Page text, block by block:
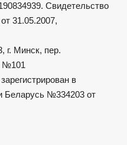
Свидетельство
31.05.2007,
г. Минск, пер.
№101
зарегистрирован в
Беларусь №334203 от